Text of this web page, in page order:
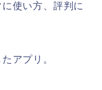
使い方、評判に
アプリ。